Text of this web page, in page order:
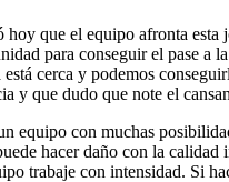
que el equipo afronta
para conseguir el pase a
cerca y podemos
y que dudo que note el
equipo con muchas
hacer daño con la
trabaje con intensidad. Si